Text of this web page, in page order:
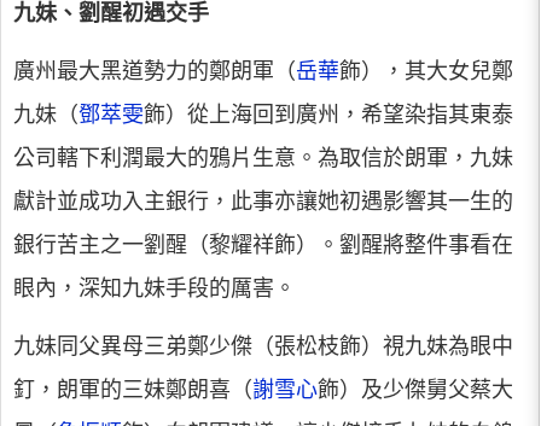
九妹、劉醒初遇交手
廣州最大黑道勢力的鄭朗軍（岳華飾），其大女兒鄭
九妹（鄧萃雯飾）從上海回到廣州，希望染指其東泰
公司轄下利潤最大的鴉片生意。為取信於朗軍，九妹
獻計並成功入主銀行，此事亦讓她初遇影響其一生的
銀行苦主之一劉醒（黎耀祥飾）。劉醒將整件事看在
眼內，深知九妹手段的厲害。
九妹同父異母三弟鄭少傑（張松枝飾）視九妹為眼中
釘，朗軍的三妹鄭朗喜（謝雪心飾）及少傑舅父蔡大